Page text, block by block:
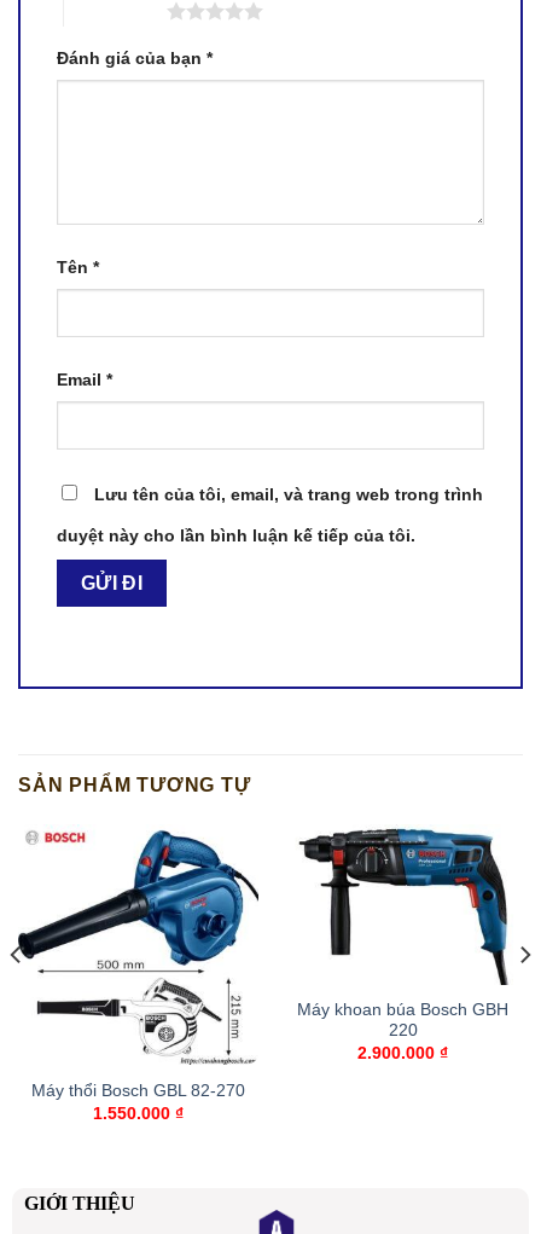
Đánh giá của bạn *
Tên *
Email *
Lưu tên của tôi, email, và trang web trong trình
duyệt này cho lần bình luận kế tiếp của tôi.
SẢN PHẨM TƯƠNG TỰ
Máy thổi Bosch GBL 82-270
1.550.000 ₫
Máy khoan búa Bosch GBH
220
2.900.000 ₫
GIỚI THIỆU